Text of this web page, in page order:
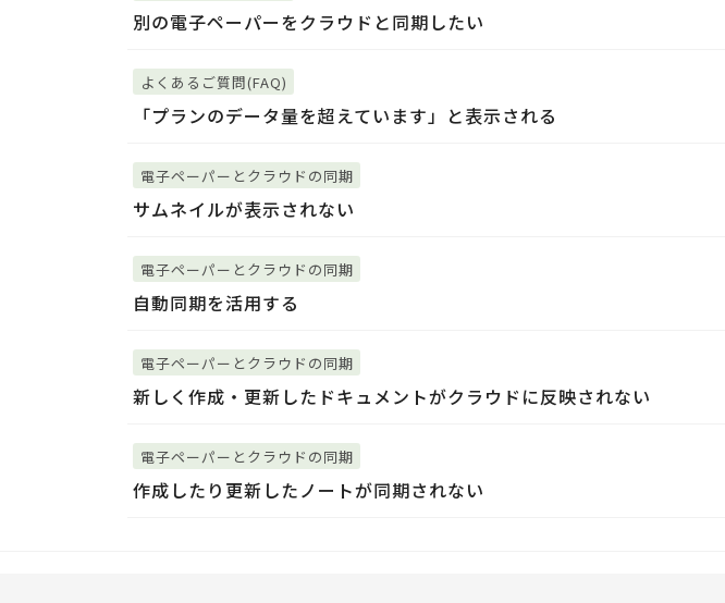
別の電子ペーパーをクラウドと同期したい
よくあるご質問(FAQ)
「プランのデータ量を超えています」と表示される
電子ペーパーとクラウドの同期
サムネイルが表示されない
電子ペーパーとクラウドの同期
自動同期を活用する
電子ペーパーとクラウドの同期
新しく作成・更新したドキュメントがクラウドに反映されない
電子ペーパーとクラウドの同期
作成したり更新したノートが同期されない